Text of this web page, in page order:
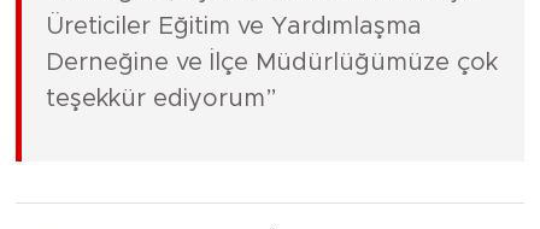
Üreticiler Eğitim ve Yardımlaşma
Derneğine ve İlçe Müdürlüğümüze çok
teşekkür ediyorum”